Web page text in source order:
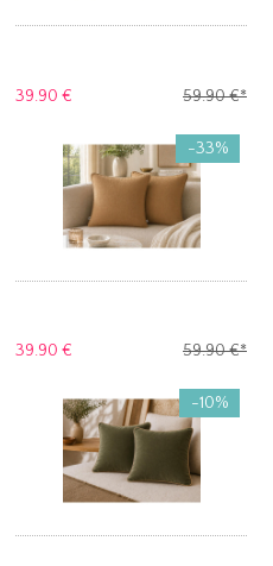
59.90 €*
39.90 €
-33%
59.90 €*
39.90 €
-10%